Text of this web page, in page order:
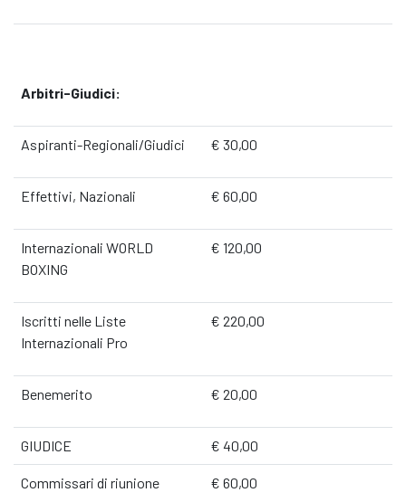
Arbitri-Giudici:
Aspiranti-Regionali/Giudici € 30,00
Effettivi, Nazionali € 60,00
Internazionali WORLD
BOXING
€ 120,00
Iscritti nelle Liste
Internazionali Pro
€ 220,00
Benemerito € 20,00
GIUDICE € 40,00
Commissari di riunione € 60,00